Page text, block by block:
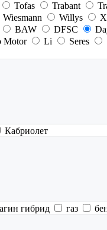
Tofas Trabant
Wiesmann Willys
BAW DFSC
Motor Li Seres
Кабриолет
гибрид газ